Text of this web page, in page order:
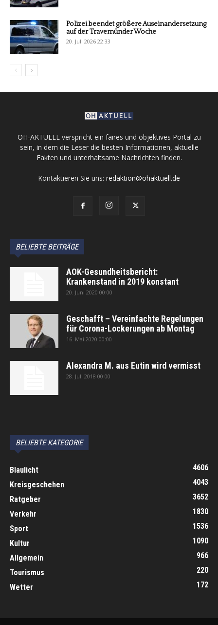
Polizei beendet größere Auseinandersetzung
auf der Travemünder Woche
20. Juli 2026 22:33
OH-AKTUELL verspricht ein faires und objektives Portal zu
sein, in dem die Leser die besten Informationen, aktuelle
Fakten und unterhaltsame Nachrichten finden.
Kontaktieren Sie uns: redaktion@ohaktuell.de
BELIEBTE BEITRÄGE
AOK-Gesundheitsbericht:
Krankenstand in 2019 konstant
20. Juni 2020 00:00
Geschafft – Vereinfachte Regelungen
für Corona-Lockerungen ab Montag
16. Mai 2020 00:00
Alexandra M. aus Eutin wird vermisst
28. Juli 2018 00:00
BELIEBTE KATEGORIE
Blaulicht
4606
Kreisgeschehen
4043
Ratgeber
3652
Verkehr
1830
Sport
1536
Kultur
1090
Allgemein
966
Tourismus
220
Wetter
172